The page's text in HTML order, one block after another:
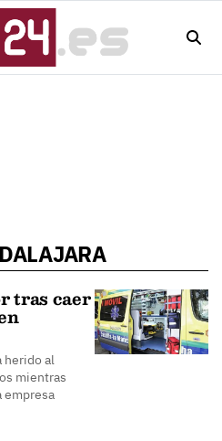
tras caer
herido al
mientras
empresa